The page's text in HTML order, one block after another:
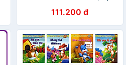
111.200 đ